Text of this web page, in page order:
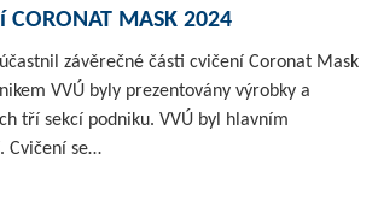
MASK 2024
závěrečné části cvičení Coronat Mask
VVÚ byly prezentovány výrobky a
tří sekcí podniku. VVÚ byl hlavním
Cvičení se…